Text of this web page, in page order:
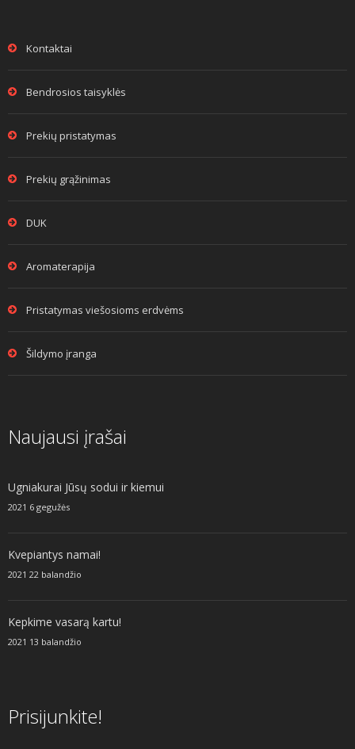
Kontaktai
Bendrosios taisyklės
Prekių pristatymas
Prekių grąžinimas
DUK
Aromaterapija
Pristatymas viešosioms erdvėms
Šildymo įranga
Naujausi įrašai
Ugniakurai Jūsų sodui ir kiemui
2021 6 gegužės
Kvepiantys namai!
2021 22 balandžio
Kepkime vasarą kartu!
2021 13 balandžio
Prisijunkite!